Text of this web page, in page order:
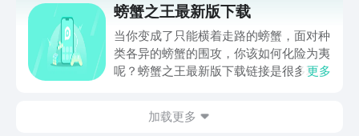
这款游戏还没有正式上线，接下来就让这
篇文章来为大家答疑解惑吧！
螃蟹之王最新版下载
当你变成了只能横着走路的螃蟹，面对种
类各异的螃蟹的围攻，你该如何化险为夷
呢？螃蟹之王最新版下载链接是很多玩家
载教程，一定能对你下载和了解这款游戏
更多
加载更多